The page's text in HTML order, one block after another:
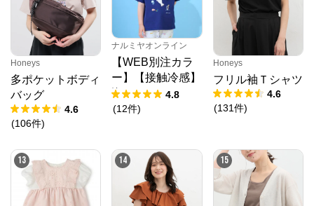
Honeys
多ポケットボディ
バッグ
4.6
(106件)
ナルミヤオンライン
【WEB別注カラ
ー】【接触冷感】
海のいきものアッ
プリケ半袖Tシャ
4.8
(12件)
Honeys
フリル袖Ｔシャツ
4.6
(131件)
13 14 15